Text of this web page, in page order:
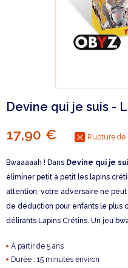
Devine qui je suis -
17,90 € Rupture de
Bwaaaaah ! Dans Devine qui je
éliminer petit à petit les lapins
attention, votre adversaire ne peut
de déduction pour enfants le
délirants Lapins Crétins. Un jeu
À partir de 5 ans
Durée : 15 minutes environ